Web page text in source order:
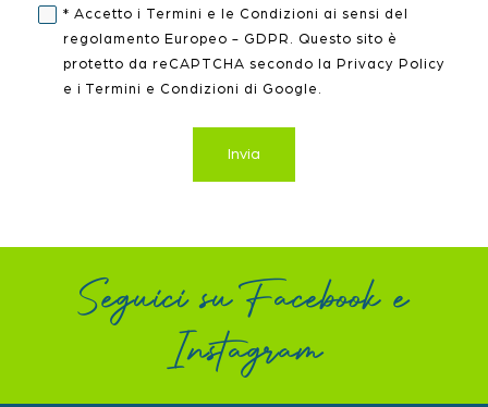
* Accetto i Termini e le Condizioni ai sensi del
regolamento Europeo - GDPR. Questo sito è
protetto da reCAPTCHA secondo la
Privacy Policy
ei Termini e Condizioni di Google.
Invia
Seguici suFacebooke
Instagram